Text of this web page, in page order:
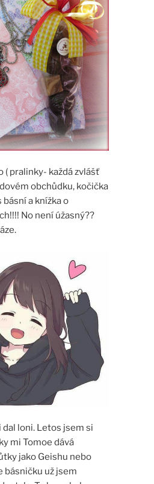
( pralinky- každá zvlášť
obchůdku, kočička
básní a knížka o
No není úžasný??
loni. Letos jsem si
mi Tomoe dává
jako Geishu nebo
básničku už jsem